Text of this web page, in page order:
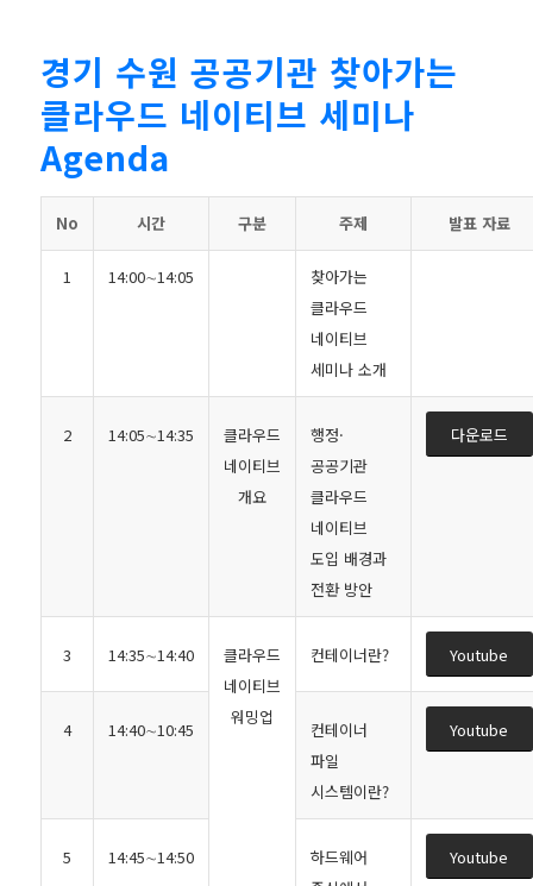
경기 수원 공공기관 찾아가는
클라우드 네이티브 세미나
Agenda
No 시간 구분 주제 발표 자료
1 14:00∼14:05
찾아가는
클라우드
네이티브
세미나 소개
2 14:05∼14:35
클라우드
네이티브
개요
행정·
공공기관
클라우드
네이티브
도입 배경과
전환 방안
다운로드
3 14:35∼14:40
클라우드
네이티브
워밍업
컨테이너란? Youtube
4 14:40∼10:45
컨테이너
파일
시스템이란?
Youtube
5 14:45∼14:50
하드웨어
Youtube